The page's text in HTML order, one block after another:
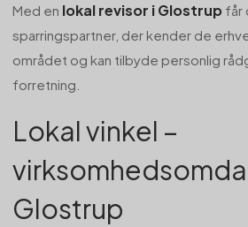
Med en lokal revisor i Glostrup får
sparringspartner, der kender de
området og kan tilbyde personlig
forretning.
Lokal vinkel –
Glostrup